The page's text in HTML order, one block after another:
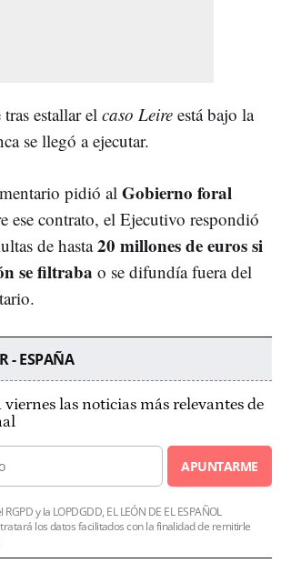
estallar el caso Leire está bajo la
se llegó a ejecutar.
pidió al Gobierno foral
ese contrato, el Ejecutivo respondió
de hasta20 millones de euros si
se filtraba o se difundía fuera del
- ESPAÑA
viernes las noticias más relevantes de
APUNTARME
y la LOPDGDD, EL LEÓN DE EL ESPAÑOL
tratará los datos facilitados con la finalidad de remitirle